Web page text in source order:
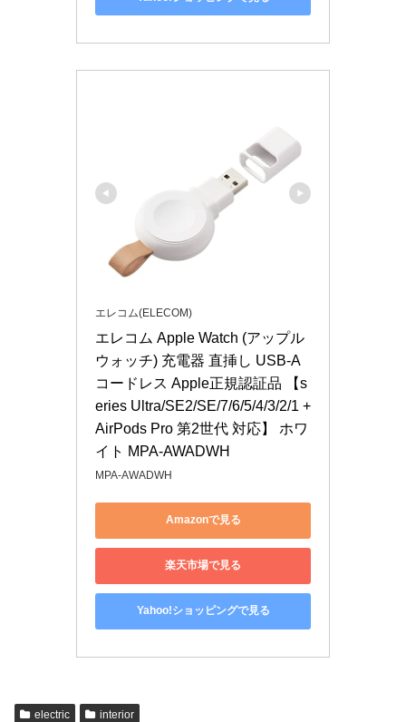
エレコム(ELECOM)
エレコム Apple Watch (アップル
ウォッチ) 充電器 直挿し USB-A
コードレス Apple正規認証品 【s
eries Ultra/SE2/SE/7/6/5/4/3/2/1 +
AirPods Pro 第2世代 対応】 ホワ
イト MPA-AWADWH
MPA-AWADWH
Amazonで見る
楽天市場で見る
Yahoo!ショッピングで見る
electric interior